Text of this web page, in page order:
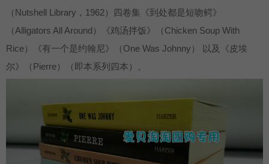
（Nutshell Library，1962）四卷集《到处都是短吻鳄》
（Alligators All Around）《鸡汤拌饭》（Chicken Soup With
Rice）《有一个是约翰尼》（One Was Johnny） 以及《皮埃
尔》（Pierre）（即本系列四本）。